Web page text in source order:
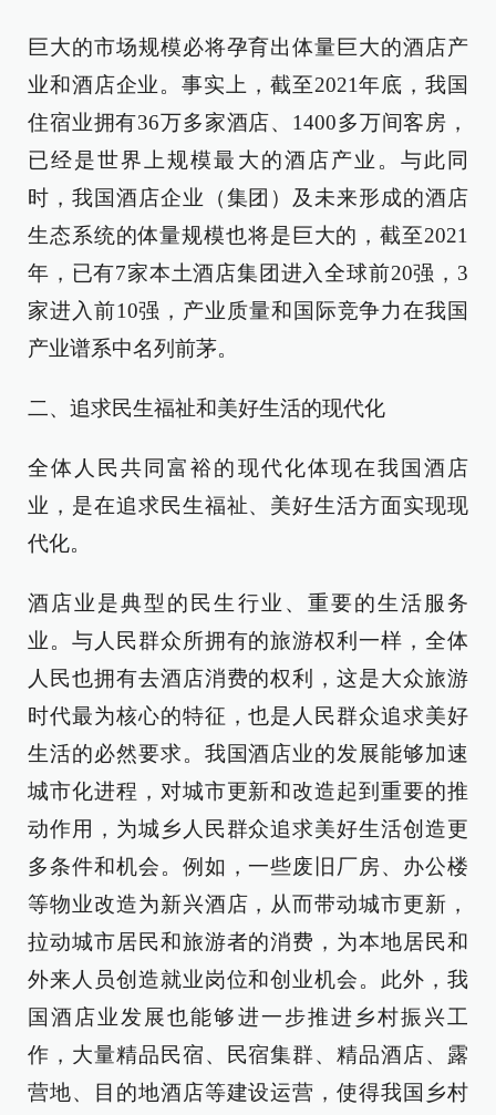
巨大的市场规模必将孕育出体量巨大的酒店产
业和酒店企业。事实上，截至2021年底，我国
住宿业拥有36万多家酒店、1400多万间客房，
已经是世界上规模最大的酒店产业。与此同
时，我国酒店企业（集团）及未来形成的酒店
生态系统的体量规模也将是巨大的，截至2021
年，已有7家本土酒店集团进入全球前20强，3
家进入前10强，产业质量和国际竞争力在我国
产业谱系中名列前茅。
二、追求民生福祉和美好生活的现代化
全体人民共同富裕的现代化体现在我国酒店
业，是在追求民生福祉、美好生活方面实现现
代化。
酒店业是典型的民生行业、重要的生活服务
业。与人民群众所拥有的旅游权利一样，全体
人民也拥有去酒店消费的权利，这是大众旅游
时代最为核心的特征，也是人民群众追求美好
生活的必然要求。我国酒店业的发展能够加速
城市化进程，对城市更新和改造起到重要的推
动作用，为城乡人民群众追求美好生活创造更
多条件和机会。例如，一些废旧厂房、办公楼
等物业改造为新兴酒店，从而带动城市更新，
拉动城市居民和旅游者的消费，为本地居民和
外来人员创造就业岗位和创业机会。此外，我
国酒店业发展也能够进一步推进乡村振兴工
作，大量精品民宿、民宿集群、精品酒店、露
营地、目的地酒店等建设运营，使得我国乡村